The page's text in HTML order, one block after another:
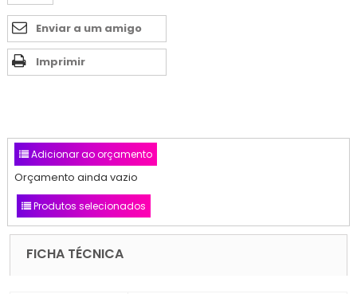
Enviar a um amigo
Imprimir
Adicionar ao orçamento
Orçamento ainda vazio
Produtos selecionados
FICHA TÉCNICA